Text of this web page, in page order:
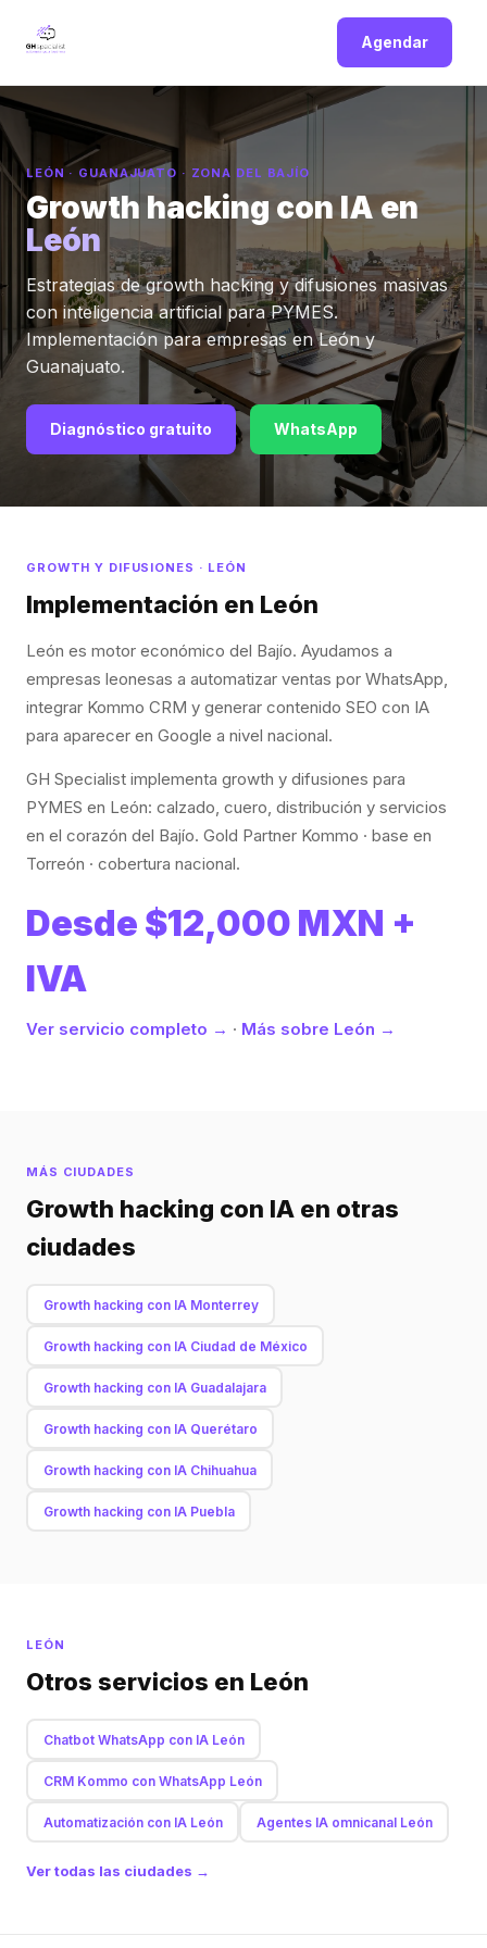
Agendar
LEÓN · GUANAJUATO · ZONA DEL BAJÍO
Growth hacking con IA en
León
Estrategias de growth hacking y difusiones masivas
con inteligencia artificial para PYMES.
Implementación para empresas en León y
Guanajuato.
Diagnóstico gratuito WhatsApp
GROWTH Y DIFUSIONES · LEÓN
Implementación en León
León es motor económico del Bajío. Ayudamos a
empresas leonesas a automatizar ventas por WhatsApp,
integrar Kommo CRM y generar contenido SEO con IA
para aparecer en Google a nivel nacional.
GH Specialist implementa growth y difusiones para
PYMES en León: calzado, cuero, distribución y servicios
en el corazón del Bajío. Gold Partner Kommo · base en
Torreón · cobertura nacional.
Desde $12,000 MXN +
IVA
Ver servicio completo → · Más sobre León →
MÁS CIUDADES
Growth hacking con IA en otras
ciudades
Growth hacking con IA Monterrey
Growth hacking con IA Ciudad de México
Growth hacking con IA Guadalajara
Growth hacking con IA Querétaro
Growth hacking con IA Chihuahua
Growth hacking con IA Puebla
LEÓN
Otros servicios en León
Chatbot WhatsApp con IA León
CRM Kommo con WhatsApp León
Automatización con IA León Agentes IA omnicanal León
Ver todas las ciudades →